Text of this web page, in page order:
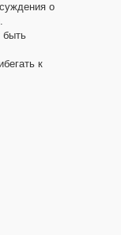
о
быть
к